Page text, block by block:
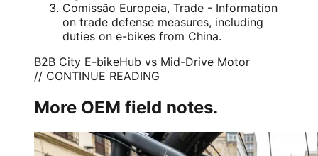
Comissão Europeia, Trade - Information
on trade defense measures, including
duties on e-bikes from China.
B2B City E-bikeHub vs Mid-Drive Motor
// CONTINUE READING
More OEM field notes.